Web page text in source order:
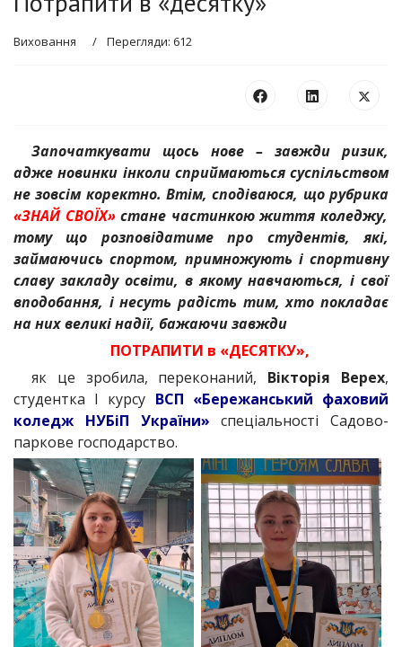
Виховання Перегляди: 612
Започаткувати щось нове – завжди ризик,
адже новинки інколи сприймаються суспільством
не зовсім коректно. Втім, сподіваюся, що рубрика
«ЗНАЙ СВОЇХ»стане частинкою життя коледжу,
тому що розповідатиме про студентів, які,
займаючись спортом, примножують і спортивну
славу закладу освіти, в якому навчаються, і свої
вподобання, і несуть радість тим, хто покладає
на них великі надії, бажаючи завжди
ПОТРАПИТИ в «ДЕСЯТКУ»,
як це зробила, переконаний, Вікторія Верех,
студентка І курсу ВСП «Бережанський фаховий
коледж НУБіП України» спеціальності Садово-
паркове господарство.